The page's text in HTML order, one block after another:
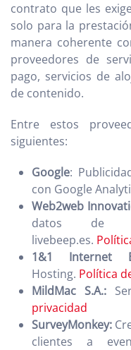
contrato que les
solo para la
manera coherente
proveedores de
pago, servicios de
de contenido.
Entre estos
siguientes:
Google:
con Google
Web2web
datos de
livebeep.es.
1&1 Internet
Hosting. Política
MildMac S.A.:
privacidad
SurveyMonkey:
clientes a